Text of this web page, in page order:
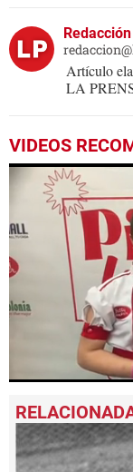
Redacción
Artículo
LA
VIDEOS
seconds
of
minutes,
13